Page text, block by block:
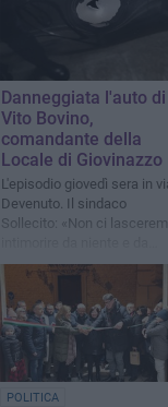
Danneggiata l'auto di
Vito Bovino,
comandante della
Locale di Giovinazzo
L'episodio giovedì sera in
Devenuto. Il sindaco
Sollecito: «Non ci
nessuno»
POLITICA